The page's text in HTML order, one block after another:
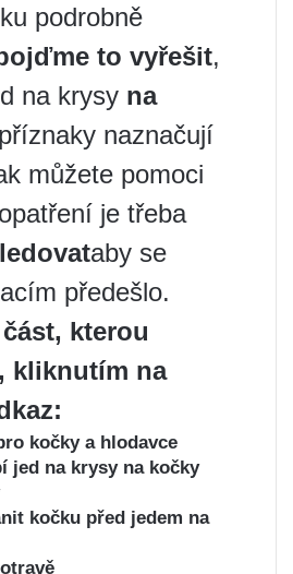
podrobně
to vyřešit,
na krysy na
naznačují
můžete pomoci
je třeba
aby se
předešlo.
kterou
kliknutím na
kočky a hlodavce
jed na krysy na kočky
kočku před jedem na